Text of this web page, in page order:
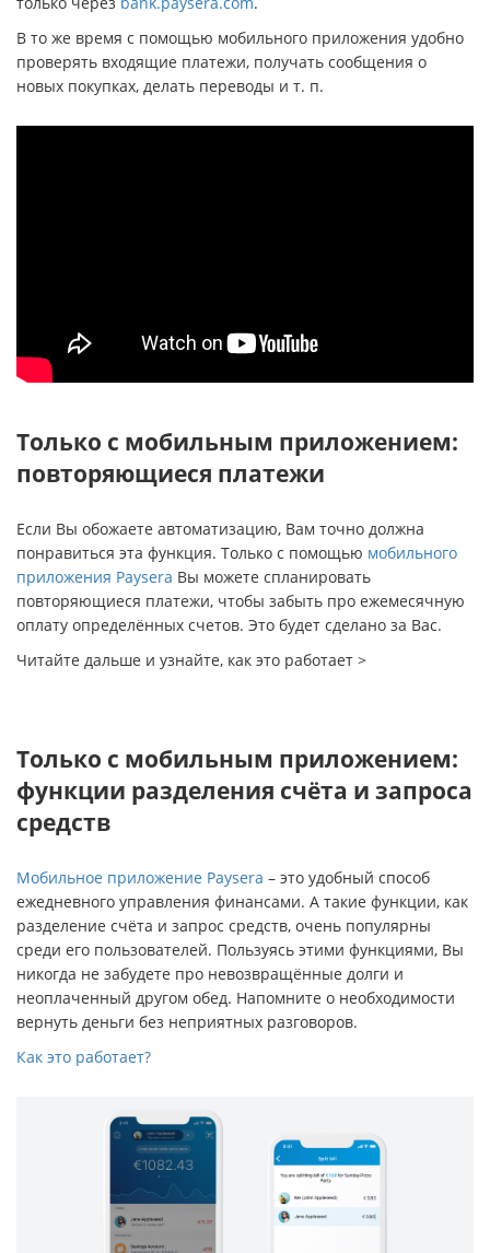
В то же время с помощью мобильного приложения удобно
проверять входящие платежи, получать сообщения о
новых покупках, делать переводы и т. п.
Только с мобильным приложением:
повторяющиеся платежи
Если Вы обожаете автоматизацию, Вам точно должна
понравиться эта функция. Только с помощью мобильного
приложения Paysera Вы можете спланировать
повторяющиеся платежи, чтобы забыть про ежемесячную
оплату определённых счетов. Это будет сделано за Вас.
Читайте дальше и узнайте, как это работает >
Только с мобильным приложением:
функции разделения счёта и запроса
средств
Мобильное приложение Paysera – это удобный способ
ежедневного управления финансами. А такие функции, как
разделение счёта и запрос средств, очень популярны
среди его пользователей. Пользуясь этими функциями, Вы
никогда не забудете про невозвращённые долги и
неоплаченный другом обед. Напомните о необходимости
вернуть деньги без неприятных разговоров.
Как это работает?